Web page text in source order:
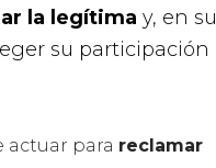
la legítima y, en su
su participación
actuar para reclamar